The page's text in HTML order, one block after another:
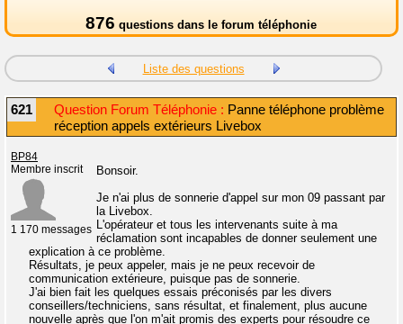
876 questions dans le forum téléphonie
Liste des questions
621 Question Forum Téléphonie : Panne téléphone problème
réception appels extérieurs Livebox
BP84
Membre inscrit
1 170 messages
Bonsoir.
Je n'ai plus de sonnerie d'appel sur mon 09 passant par
la Livebox.
L'opérateur et tous les intervenants suite à ma
réclamation sont incapables de donner seulement une
explication à ce problème.
Résultats, je peux appeler, mais je ne peux recevoir de
communication extérieure, puisque pas de sonnerie.
J'ai bien fait les quelques essais préconisés par les divers
conseillers/techniciens, sans résultat, et finalement, plus aucune
nouvelle après que l'on m'ait promis des experts pour résoudre ce